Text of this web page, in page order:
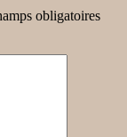
obligatoires